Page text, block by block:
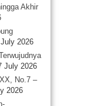
Akhir
2026
July 2026
No.7 –
2026